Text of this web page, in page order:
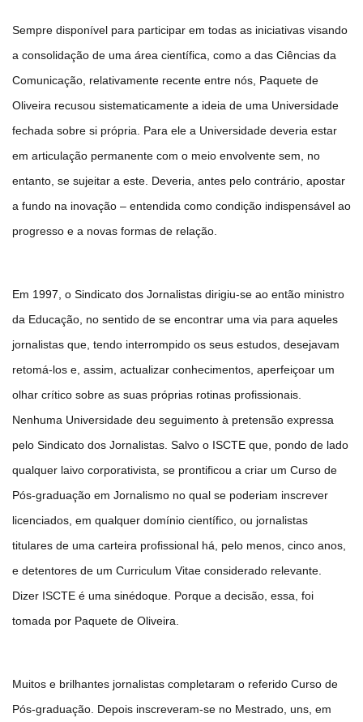
Sempre disponível para participar em todas as iniciativas visando
a consolidação de uma área científica, como a das Ciências da
Comunicação, relativamente recente entre nós, Paquete de
Oliveira recusou sistematicamente a ideia de uma Universidade
fechada sobre si própria. Para ele a Universidade deveria estar
em articulação permanente com o meio envolvente sem, no
entanto, se sujeitar a este. Deveria, antes pelo contrário, apostar
a fundo na inovação – entendida como condição indispensável ao
progresso e a novas formas de relação.
Em 1997, o Sindicato dos Jornalistas dirigiu-se ao então ministro
da Educação, no sentido de se encontrar uma via para aqueles
jornalistas que, tendo interrompido os seus estudos, desejavam
retomá-los e, assim, actualizar conhecimentos, aperfeiçoar um
olhar crítico sobre as suas próprias rotinas profissionais.
Nenhuma Universidade deu seguimento à pretensão expressa
pelo Sindicato dos Jornalistas. Salvo o ISCTE que, pondo de lado
qualquer laivo corporativista, se prontificou a criar um Curso de
Pós-graduação em Jornalismo no qual se poderiam inscrever
licenciados, em qualquer domínio científico, ou jornalistas
titulares de uma carteira profissional há, pelo menos, cinco anos,
e detentores de um Curriculum Vitae considerado relevante.
Dizer ISCTE é uma sinédoque. Porque a decisão, essa, foi
tomada por Paquete de Oliveira.
Muitos e brilhantes jornalistas completaram o referido Curso de
Pós-graduação. Depois inscreveram-se no Mestrado, uns, em